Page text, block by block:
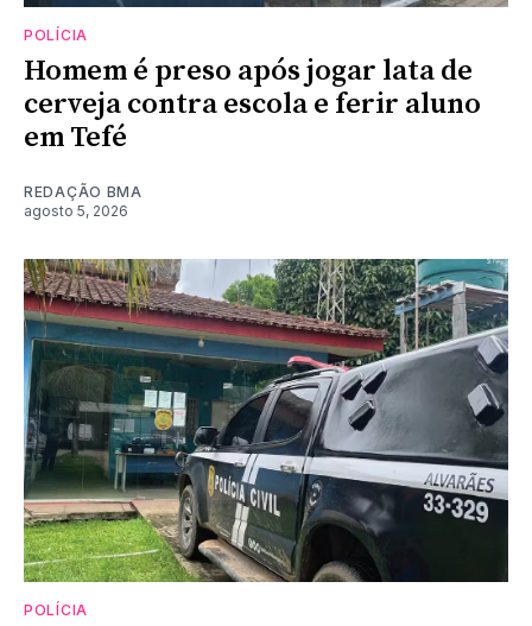
POLÍCIA
Homem é preso após jogar lata de
cerveja contra escola e ferir aluno
em Tefé
REDAÇÃO BMA
agosto 5, 2026
POLÍCIA